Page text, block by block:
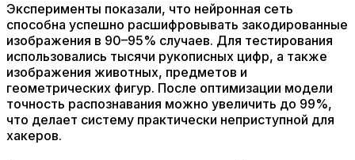
Эксперименты показали, что нейронная сеть
способна успешно расшифровывать закодированные
изображения в 90–95% случаев. Для тестирования
использовались тысячи рукописных цифр, а также
изображения животных, предметов и
геометрических фигур. После оптимизации модели
точность распознавания можно увеличить до 99%,
что делает систему практически неприступной для
хакеров.